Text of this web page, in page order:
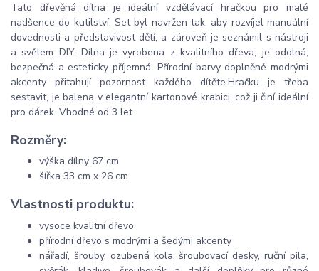
Tato dřevěná dílna je ideální vzdělávací hračkou pro malé
nadšence do kutilství. Set byl navržen tak, aby rozvíjel manuální
dovednosti a představivost dětí, a zároveň je seznámil s nástroji
a světem DIY. Dílna je vyrobena z kvalitního dřeva, je odolná,
bezpečná a esteticky příjemná. Přírodní barvy doplněné modrými
akcenty přitahují pozornost každého dítěte.Hračku je třeba
sestavit, je balena v elegantní kartonové krabici, což ji činí ideální
pro dárek. Vhodné od 3 let.
Rozměry:
výška dílny 67 cm
šířka 33 cm x 26 cm
Vlastnosti produktu:
vysoce kvalitní dřevo
přírodní dřevo s modrými a šedými akcenty
nářadí, šrouby, ozubená kola, šroubovací desky, ruční pila,